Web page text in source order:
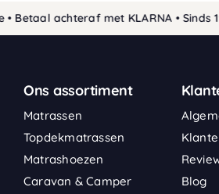
achteraf met KLARNA • Sinds
Ons assortiment
Matrassen
Topdekmatrassen
Matrashoezen
Caravan & Camper
Blog